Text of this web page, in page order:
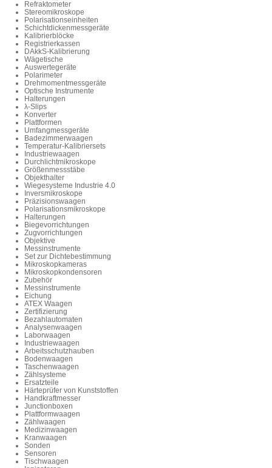
Refraktometer
Stereomikroskope
Polarisationseinheiten
Schichtdickenmessgeräte
Kalibrierblöcke
Registrierkassen
DAkkS-Kalibrierung
Wägetische
Auswertegeräte
Polarimeter
Drehmomentmessgeräte
Optische Instrumente
Halterungen
λ-Slips
Konverter
Plattformen
Umfangmessgeräte
Badezimmerwaagen
Temperatur-Kalibriersets
Industriewaagen
Durchlichtmikroskope
Größenmessstäbe
Objekthalter
Wiegesysteme Industrie 4.0
Inversmikroskope
Präzisionswaagen
Polarisationsmikroskope
Halterungen
Biegevorrichtungen
Zugvorrichtungen
Objektive
Messinstrumente
Set zur Dichtebestimmung
Mikroskopkameras
Mikroskopkondensoren
Zubehör
Messinstrumente
Eichung
ATEX Waagen
Zertifizierung
Bezahlautomaten
Analysenwaagen
Laborwaagen
Industriewaagen
Arbeitsschutzhauben
Bodenwaagen
Taschenwaagen
Zählsysteme
Ersatzteile
Härteprüfer von Kunststoffen
Handkraftmesser
Junctionboxen
Plattformwaagen
Zählwaagen
Medizinwaagen
Kranwaagen
Sonden
Sensoren
Tischwaagen